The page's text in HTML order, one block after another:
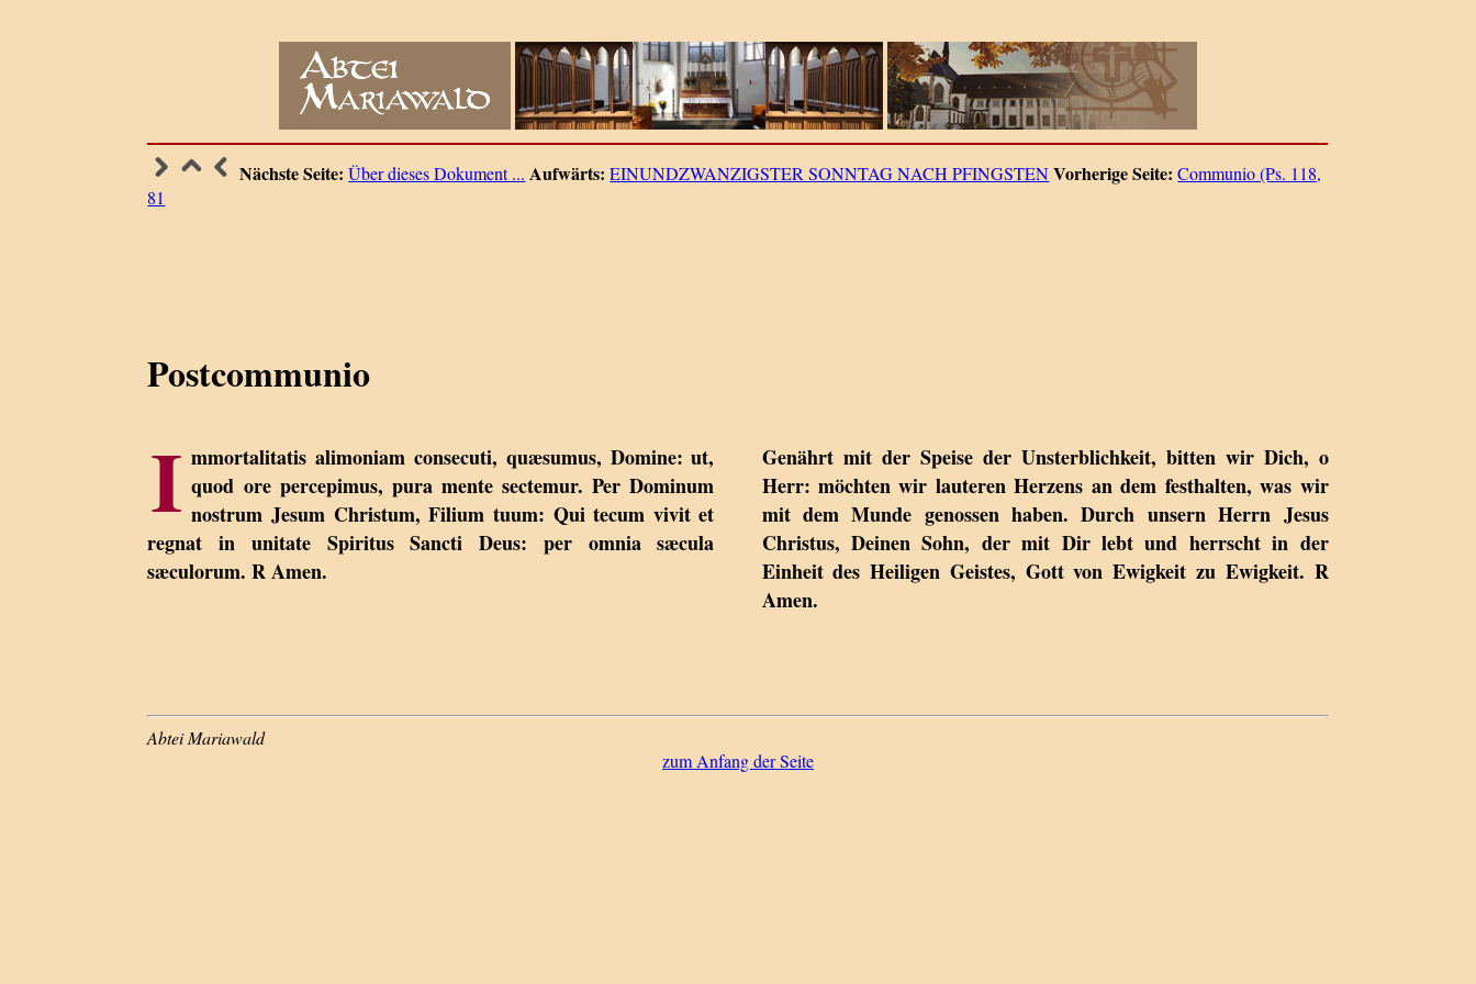
Nächste Seite: Über dieses Dokument ... Aufwärts: EINUNDZWANZIGSTER SONNTAG NACH PFINGSTEN Vorherige Seite: Communio (Ps. 118,
81
Postcommunio
I mmortalitatis alimoniam consecuti, quæsumus, Domine: ut,
quod ore percepimus, pura mente sectemur. Per Dominum
nostrum Jesum Christum, Filium tuum: Qui tecum vivit et
regnat in unitate Spiritus Sancti Deus: per omnia sæcula
sæculorum. R Amen.
Genährt mit der Speise der Unsterblichkeit, bitten wir Dich, o
Herr: möchten wir lauteren Herzens an dem festhalten, was wir
mit dem Munde genossen haben. Durch unsern Herrn Jesus
Christus, Deinen Sohn, der mit Dir lebt und herrscht in der
Einheit des Heiligen Geistes, Gott von Ewigkeit zu Ewigkeit. R
Amen.
Abtei Mariawald
zum Anfang der Seite